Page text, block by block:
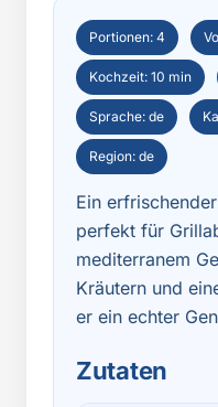
Portionen: 4
Kochzeit: 10 min
Sprache: de
Region: de
Ein
perfekt für
mediterranem
Kräutern und
er ein echter
Zutaten